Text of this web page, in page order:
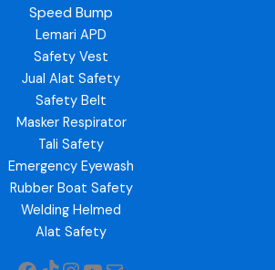
Speed Bump
Lemari APD
Safety Vest
Jual Alat Safety
Safety Belt
Masker Respirator
Tali Safety
Emergency Eyewash
Rubber Boat Safety
Welding Helmed
Alat Safety